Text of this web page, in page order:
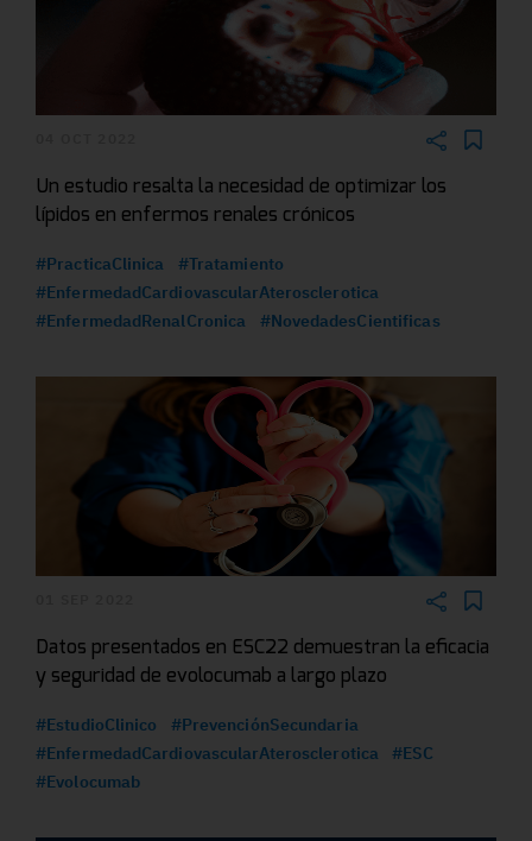
Un estudio resalta la necesidad de optimizar los
lípidos en enfermos renales crónicos
#PracticaClinica
#Tratamiento
#EnfermedadCardiovascularAterosclerotica
#EnfermedadRenalCronica
#NovedadesCientificas
Datos presentados en ESC22 demuestran la eficacia
y seguridad de evolocumab a largo plazo
#EstudioClinico
#PrevenciónSecundaria
#EnfermedadCardiovascularAterosclerotica
#ESC
#Evolocumab